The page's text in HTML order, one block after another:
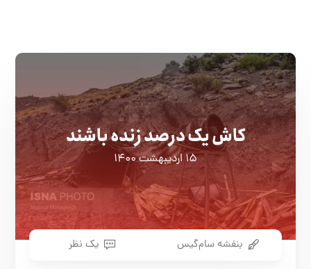
کاش یک درصد زنده باشند
۱۵ اردیبهشت ۱۴۰۰
بنفشه سام‌گيس یک نظر